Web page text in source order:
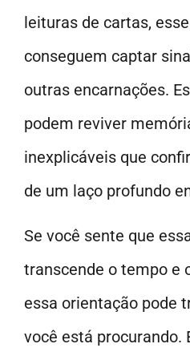
leituras de cartas,
conseguem captar
outras encarnações.
podem reviver
inexplicáveis que
de um laço profundo
Se você sente que
transcende o tempo e
essa orientação pode
você está procurando.